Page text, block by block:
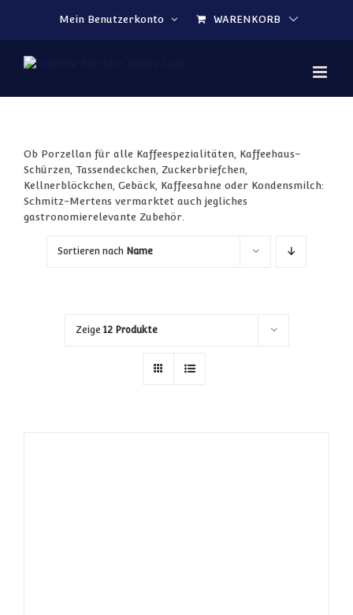
Mein Benutzerkonto
WARENKORB
Ob Porzellan für alle Kaffeespezialitäten, Kaffeehaus-
Schürzen, Tassendeckchen, Zuckerbriefchen,
Kellnerblöckchen, Gebäck, Kaffeesahne oder Kondensmilch:
Schmitz-Mertens vermarktet auch jegliches
gastronomierelevante Zubehör.
Sortieren nach Name
Zeige 12 Produkte